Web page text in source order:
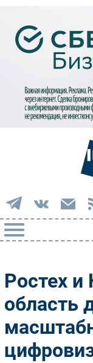
Интернет
Фиксированная
Ростех и
область